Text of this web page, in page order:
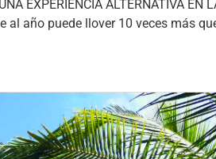
EXPERIENCIA ALTERNATIVA
al año puede llover 10 veces más